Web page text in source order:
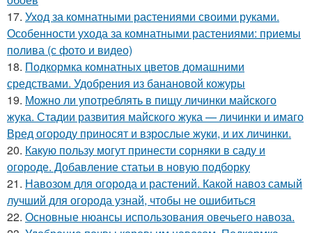
17. Уход за комнатными растениями своими руками.
Особенности ухода за комнатными растениями: приемы
полива (с фото и видео)
18. Подкормка комнатных цветов домашними
средствами. Удобрения из банановой кожуры
19. Можно ли употреблять в пищу личинки майского
жука. Стадии развития майского жука — личинки и имаго
Вред огороду приносят и взрослые жуки, и их личинки.
20. Какую пользу могут принести сорняки в саду и
огороде. Добавление статьи в новую подборку
21. Навозом для огорода и растений. Какой навоз самый
лучший для огорода узнай, чтобы не ошибиться
22. Основные нюансы использования овечьего навоза.